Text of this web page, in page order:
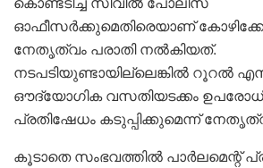
ഓഫീസർക്കുമെതിരെയാണ്
നേതൃത്വം പരാതി നൽകിയത്.
നടപടിയുണ്ടായില്ലെങ്കിൽ റൂറൽ
ഔദ്യോഗിക വസതിയടക്കം
പ്രതിഷേധം കടുപ്പിക്കുമെന്ന്
കൂടാതെ സംഭവത്തിൽ പാർലമെന്റ്